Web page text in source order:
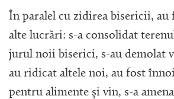
În paralel cu zidirea bisericii, au
alte lucrări: s-a consolidat
jurul noii biserici, s-au demolat
au ridicat altele noi, au fost
pentru alimente şi vin, s-a